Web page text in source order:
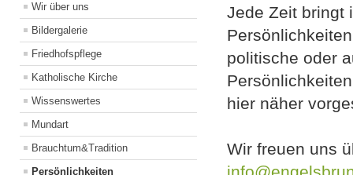
Wir über uns
Bildergalerie
Friedhofspflege
Katholische Kirche
Wissenswertes
Mundart
Brauchtum&Tradition
Persönlichkeiten
Jede Zeit bringt
politische oder
hier näher
Wir freuen uns